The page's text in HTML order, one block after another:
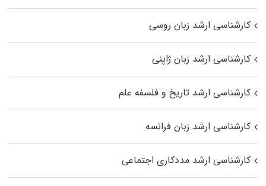
کارشناسی ارشد زبان روسی
کارشناسی ارشد زبان ژاپنی
کارشناسی ارشد تاریخ و فلسفه علم
کارشناسی ارشد زبان فرانسه
کارشناسی ارشد مددکاری اجتماعی